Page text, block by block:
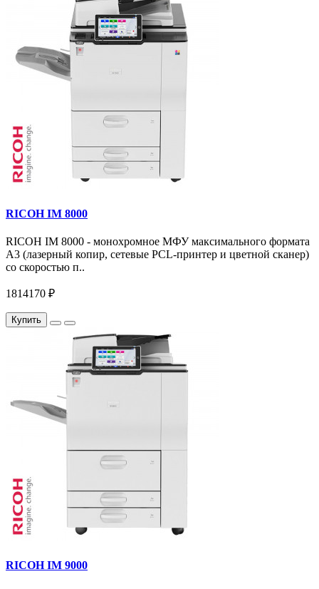
RICOH IM 8000
RICOH IM 8000 - монохромное МФУ максимального формата
А3 (лазерный копир, сетевые PCL-принтер и цветной сканер)
со скоростью п..
1814170 ₽
Купить
RICOH IM 9000